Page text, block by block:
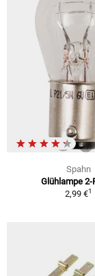
Spahn
Glühlampe 2-
2,99 €1